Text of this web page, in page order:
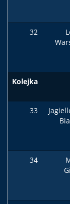
32
Kolejka
33
34